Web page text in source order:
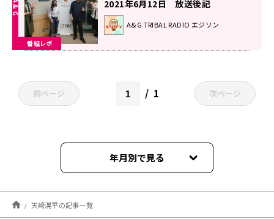
番組レポ
2021年6月12日 放送後記
A&G TRIBAL RADIO エジソン
前ページ 1 次ページ
年月別で見る
2025年11月
天﨑滉平の記事一覧